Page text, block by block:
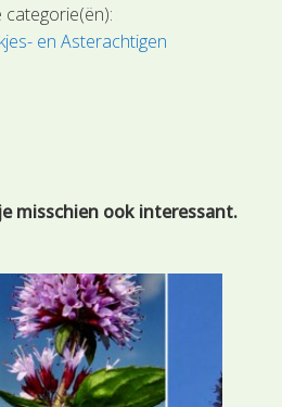
categorie(ën):
en Asterachtigen
misschien ook interessant.